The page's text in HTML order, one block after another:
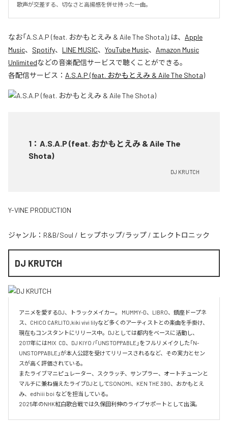
歌声が交差する、切なさと高揚感を併せ持った一曲。
なお「A.S.A.P (feat. おかもとえみ & Aile The Shota)」は、 Apple
Music、 Spotify、 LINE MUSIC、 YouTube Music、 Amazon Music
Unlimitedなどの音楽配信サービスで聴くことができる。
各配信サービス： A.S.A.P (feat. おかもとえみ & Aile The Shota)
1 ： A.S.A.P (feat. おかもとえみ & Aile The
Shota)
DJ KRUTCH
Y-VINE PRODUCTION
ジャンル： R&B/Soul / ヒップホップ/ラップ / エレクトロニック
DJ KRUTCH
アニメを愛するDJ、トラックメイカー。 MUMMY-D、LIBRO、鎮座ドープネ
ス、CHICO CARLITO,kiki vivi lilyなど多くのアーティストとの楽曲を手掛け、
現在もコンスタントにリリース中。DJとしては都内をベースに活動し、
2017年にはMIX  CD、DJ KIYO /「UNSTOPPABLE」をフルリメイクした「N-
UNSTOPPABLE」が本人公認を受けてリリースされるなど、その実力とセン
スが高く評価されている。
またライブマニピュレーター、スクラッチ、サンプラー、オートチューンと
マルチに兼ね備えたライブDJとしてSONOMI、KEN THE 390、おかもとえ
み、edhiii boi などを担当している。